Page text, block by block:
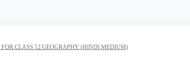
FOR CLASS 12 GEOGRAPHY (HINDI MEDIUM)